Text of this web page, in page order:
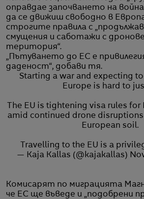
оправдае започването на
да се движиш свободно в
строгите правила с
смущения и саботажи с
територия“.
„Пътуването до ЕС е
даденост“, добави тя.
Starting a war and expecting
Europe is hard to
The EU is tightening visa rules
amid continued drone
European soil.
Travelling to the EU is a
— Kaja Kallas (@kajakallas)
Комисарят по миграцията
че ЕС ще въведе и „подобрени